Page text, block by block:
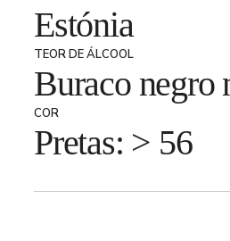
Estónia
TEOR DE ÁLCOOL
Buraco negro
COR
Pretas: > 56